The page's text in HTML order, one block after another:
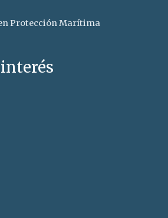
Protección Marítima